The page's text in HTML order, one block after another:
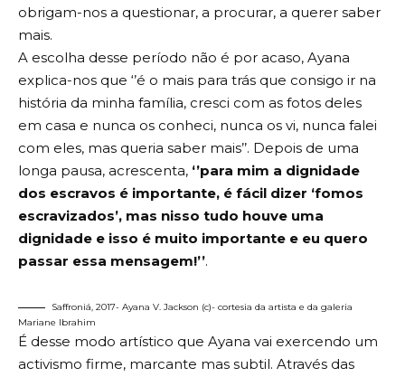
obrigam-nos a questionar, a procurar, a querer saber
mais.
A escolha desse período não é por acaso, Ayana
explica-nos que ‘’é o mais para trás que consigo ir na
história da minha família, cresci com as fotos deles
em casa e nunca os conheci, nunca os vi, nunca falei
com eles, mas queria saber mais’’. Depois de uma
longa pausa, acrescenta, ‘’para mim a dignidade
dos escravos é importante, é fácil dizer ‘fomos
escravizados’, mas nisso tudo houve uma
dignidade e isso é muito importante e eu quero
passar essa mensagem!’’.
Saffroniá, 2017- Ayana V. Jackson (c)- cortesia da artista e da galeria
Mariane Ibrahim
É desse modo artístico que Ayana vai exercendo um
activismo firme, marcante mas subtil. Através das